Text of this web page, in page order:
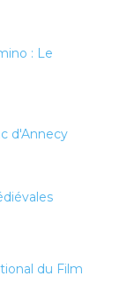
: Le
d'Annecy
du Film